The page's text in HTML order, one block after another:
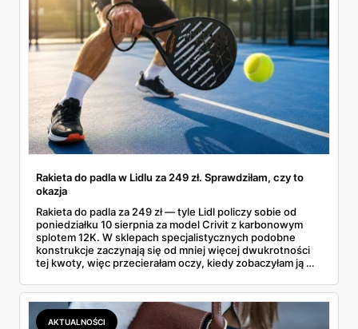
Rakieta do padla w Lidlu za 249 zł. Sprawdziłam, czy to
okazja
Rakieta do padla za 249 zł — tyle Lidl policzy sobie od
poniedziałku 10 sierpnia za model Crivit z karbonowym
splotem 12K. W sklepach specjalistycznych podobne
konstrukcje zaczynają się od mniej więcej dwukrotności
tej kwoty, więc przecierałam oczy, kiedy zobaczyłam ją w
najszybciej rosnący sport w Polsce: kortów przybywa
lawinowo, a chętnych jeszcze szybciej. Sprawdziłam, co
dokładnie dostajemy za te pieniądze i komu taka rakieta
AKTUALNOŚCI